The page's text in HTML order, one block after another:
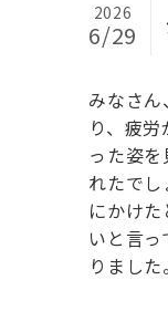
2026
6/29
みなさ
り、疲
った姿
れたで
にかけ
いと言
りまし